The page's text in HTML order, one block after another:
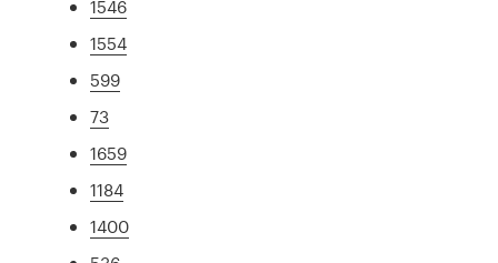
1546
1554
599
73
1659
1184
1400